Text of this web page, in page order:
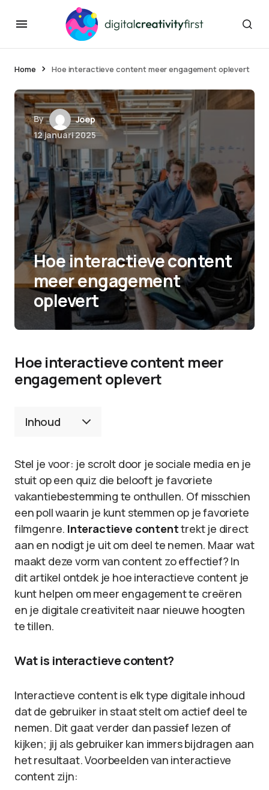
Home Hoe interactieve content meer engagement oplevert
By
Joep
12 januari 2025
Hoe interactieve content
meer engagement
oplevert
Hoe interactieve content meer
engagement oplevert
Inhoud
Stel je voor: je scrolt door je sociale media en je
stuit op een quiz die belooft je favoriete
vakantiebestemming te onthullen. Of misschien
een poll waarin je kunt stemmen op je favoriete
filmgenre. Interactieve contenttrekt je direct
aan en nodigt je uit om deel te nemen. Maar wat
maakt deze vorm van content zo effectief? In
dit artikel ontdek je hoe interactieve content je
kunt helpen om meer engagement te creëren
en je digitale creativiteit naar nieuwe hoogten
te tillen.
Wat is interactieve content?
Interactieve content is elk type digitale inhoud
dat de gebruiker in staat stelt om actief deel te
nemen. Dit gaat verder dan passief lezen of
kijken; jij als gebruiker kan immers bijdragen aan
het resultaat. Voorbeelden van interactieve
content zijn: